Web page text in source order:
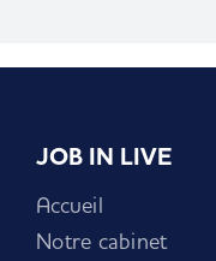
JOB IN LIVE
Accueil
Notre cabinet